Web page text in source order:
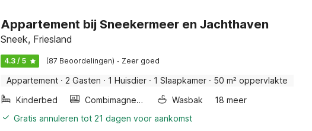
Appartement bij Sneekermeer en Jachthaven
Sneek, Friesland
4.3 / 5 (87 Beoordelingen) · Zeer goed
Appartement · 2 Gasten · 1 Huisdier · 1 Slaapkamer · 50 m² oppervlakte
Kinderbed
Combimagnetron Wasbak
18 meer
Gratis annuleren tot 21 dagen voor aankomst